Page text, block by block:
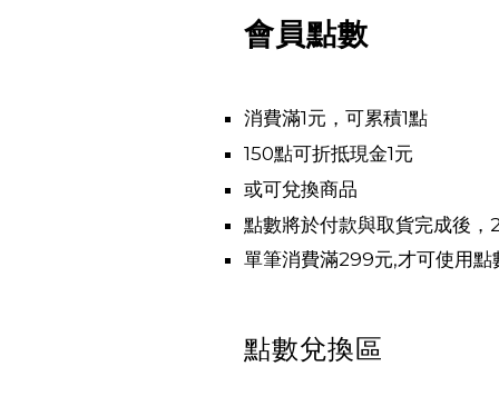
會員點數
消費滿1元，可累積1點
150點可折抵現金1元
或可兌換商品
點數將於付款與取貨完成後，
單筆消費滿299元,才可使用點
點數兌換區